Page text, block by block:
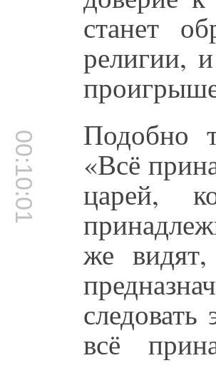
станет
религии,
00:10:01 Подобно
«Всё
царей,
же
всё